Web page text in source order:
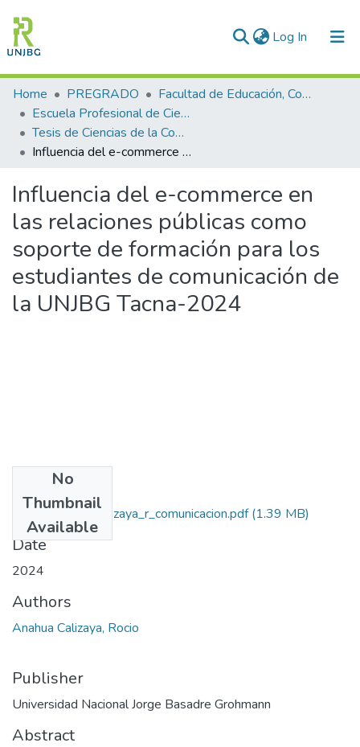
Log In (current)
Communities & Collections
All of DSpace
Statistics
Enviar tesis
Home PREGRADO
Facultad de Educación, Comunicación y Humanidades
Escuela Profesional de Ciencias de la Comunicación
Tesis de Ciencias de la Comunicación
Influencia del e-commerce en las relaciones públicas como soporte de formación para los estudiantes de comunicación de la UNJBG Tacna-2024
Influencia del e-commerce en
las relaciones públicas como
soporte de formación para los
estudiantes de comunicación de
la UNJBG Tacna-2024
No
Thumbnail
Available
2024_anahua_calizaya_r_comunicacion.pdf(1.39 MB)
Date
2024
Authors
Anahua Calizaya, Rocio
Publisher
Universidad Nacional Jorge Basadre Grohmann
Abstract